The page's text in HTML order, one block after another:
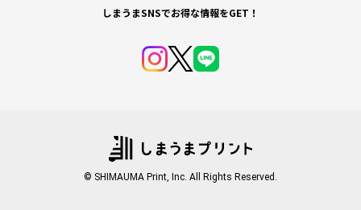
しまうまSNSでお得な情報をGET！
© SHIMAUMA Print, Inc. All Rights Reserved.